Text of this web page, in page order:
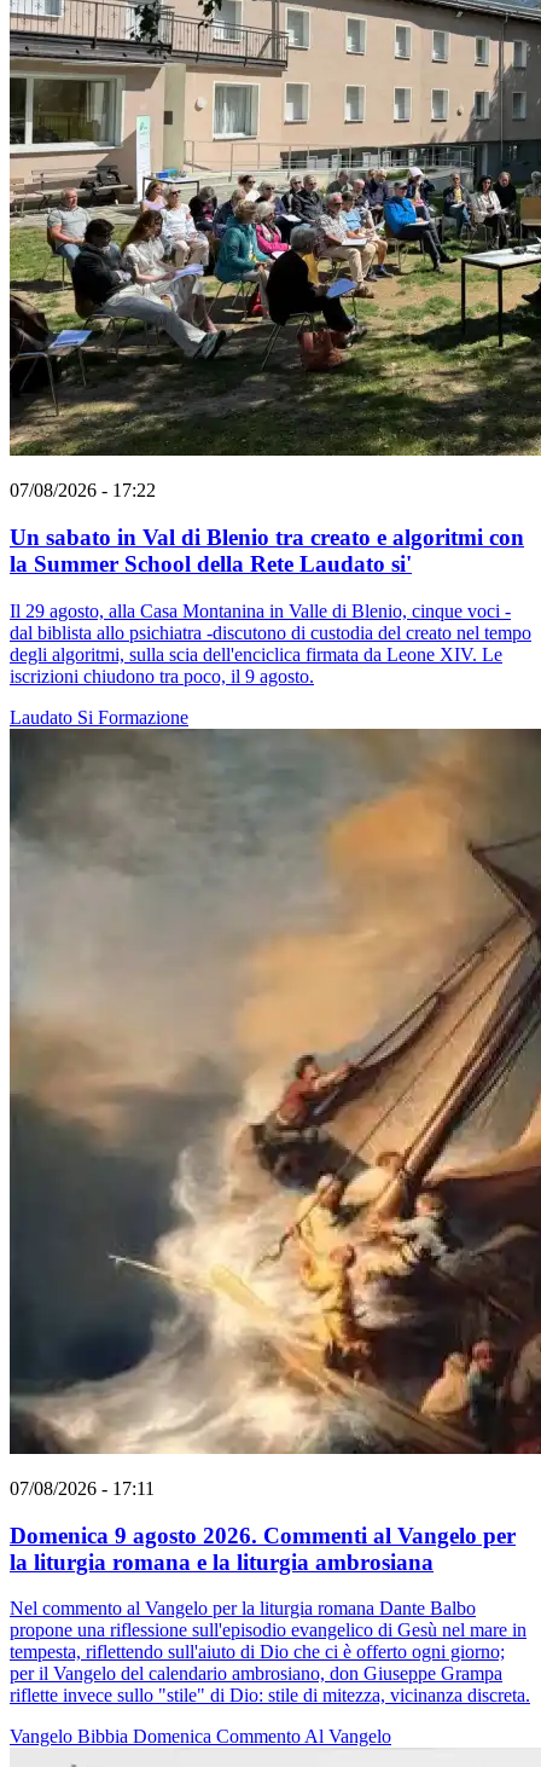
07/08/2026 - 17:22
Un sabato in Val di Blenio tra creato e algoritmi con
la Summer School della Rete Laudato si'
Il 29 agosto, alla Casa Montanina in Valle di Blenio, cinque voci -
dal biblista allo psichiatra -discutono di custodia del creato nel tempo
degli algoritmi, sulla scia dell'enciclica firmata da Leone XIV. Le
iscrizioni chiudono tra poco, il 9 agosto.
Laudato Si Formazione
07/08/2026 - 17:11
Domenica 9 agosto 2026. Commenti al Vangelo per
la liturgia romana e la liturgia ambrosiana
Nel commento al Vangelo per la liturgia romana Dante Balbo
propone una riflessione sull'episodio evangelico di Gesù nel mare in
tempesta, riflettendo sull'aiuto di Dio che ci è offerto ogni giorno;
per il Vangelo del calendario ambrosiano, don Giuseppe Grampa
riflette invece sullo "stile" di Dio: stile di mitezza, vicinanza discreta.
Vangelo Bibbia Domenica Commento Al Vangelo